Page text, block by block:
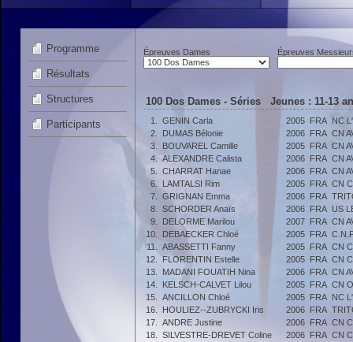
Programme
Résultats
Structures
Participants
Épreuves Dames Épreuves
100 Dos Dames - Séries Jeunes : 11-13
1. GENIN Carla 2005 FRA NC
2.
DUMAS Bélonie 2006 FRA CN
3.
BOUVAREL Camille 2005 FRA CN
4.
ALEXANDRE Calista 2006 FRA CN
5.
CHARRAT Hanae 2006 FRA CN
6.
LAMTALSI Rim 2005 FRA CN
7.
GRIGNAN Emma 2006 FRA
8.
SCHORDER Anaïs 2006 FRA US
9.
DELORME Marilou 2007 FRA CN
10.
DEBAECKER Chloé 2005 FRA
11.
ABASSETTI Fanny 2005 FRA CN
12.
FLORENTIN Estelle 2005 FRA CN
13.
MADANI FOUATIH Nina 2006 FRA CN
14.
KELSCH-CALVET Lilou 2005 FRA CN
15.
ANCILLON Chloé 2005 FRA NC
16.
HOULIEZ--ZUBRYCKI Iris 2006 FRA
17.
ANDRE Justine 2006 FRA CN
18.
SILVESTRE-DREVET Coline 2006 FRA CN